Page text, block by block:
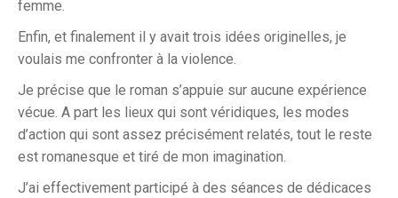
femme.
Enfin, et finalement il y avait trois idées originelles, je
voulais me confronter à la violence.
Je précise que le roman s’appuie sur aucune expérience
vécue. A part les lieux qui sont véridiques, les modes
d’action qui sont assez précisément relatés, tout le reste
est romanesque et tiré de mon imagination.
J’ai effectivement participé à des séances de dédicaces